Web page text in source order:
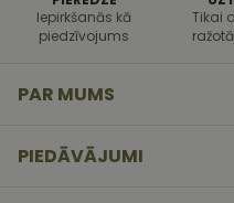
Iepirkšanās kā
piedzīvojums
Tikai
PAR MUMS
PIEDĀVĀJUMI